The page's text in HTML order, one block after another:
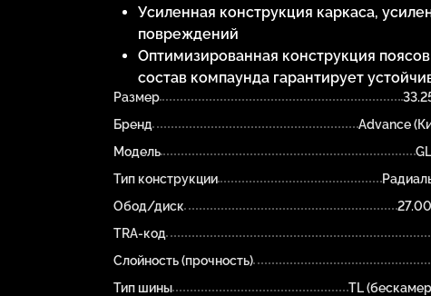
Усиленная конструкция каркаса,
повреждений
Оптимизированная конструкция
состав компаунда гарантирует
Размер
Бренд
Advance
Модель
Тип конструкции
Обод/диск
TRA-код
Слойность (прочность)
Тип шины
TL